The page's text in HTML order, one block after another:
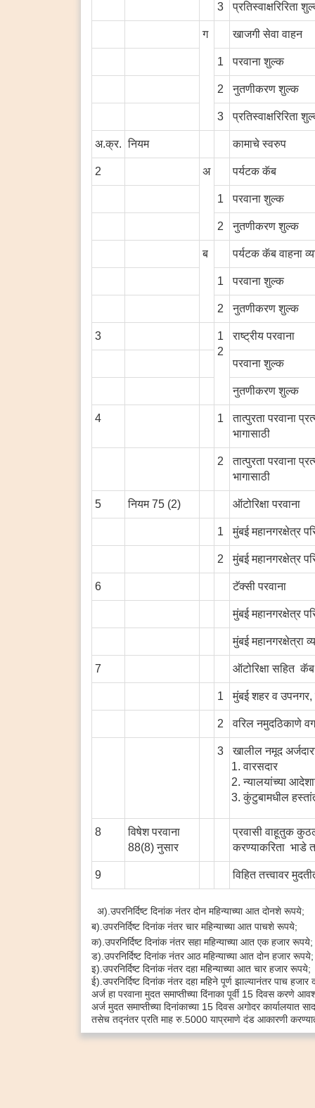
3 प्रतिस्वाक्षरिरिता
ग खाजगी सेवा वाहन
1 परवाना शुल्क
2 नुतणीकरण शुल्क
3 प्रतिस्वाक्षरिरिता
अ.क्र. नियम कामाचे स्वरुप
2 अ पर्यटक कॅब
1 परवाना शुल्क
2 नुतणीकरण शुल्क
ब पर्यटक कॅब वाहना
1 परवाना शुल्क
2 नुतणीकरण शुल्क
3
1
2
राष्ट्रीय परवाना
परवाना शुल्क
नुतणीकरण शुल्क
4 1
तात्पुरता परवाना
भागासाठी
2
तात्पुरता परवाना
भागासाठी
5 नियम 75 (2) ऑटोरिक्षा परवाना
1 मुंबई महानगरक्षेत्र
2 मुंबई महानगरक्षेत्र
6 टॅक्सी परवाना
मुंबई महानगरक्षेत्र
मुंबई महानगरक्षेत्रा
7 ऑटोरिक्षा सहित कॅब
1 मुंबई शहर व
2 वरिल नमुदठिकाणे
3
खालील नमूद
वारसदार
न्यालयांच्या
कुंटुबामधील
8
विषेश परवाना
88(8) नुसार
प्रवासी वाहूतुक
करण्याकरिता भाडे
9 विहित तत्त्वावर
अ).उपरनिर्दिष्ट दिनांक नंतर दोन महिन्याच्या आत दोनशे रूपये;
ब).उपरनिर्दिष्ट दिनांक नंतर चार महिन्याच्या आत पाचशे रूपये;
क).उपरनिर्दिष्ट दिनांक नंतर सहा महिन्याच्या आत एक हजार रूपये;
ड).उपरनिर्दिष्ट दिनांक नंतर आठ महिन्याच्या आत दोन हजार रूपये;
इ).उपरनिर्दिष्ट दिनांक नंतर दहा महिन्याच्या आत चार हजार रूपये;
ई).उपरनिर्दिष्ट दिनांक नंतर दहा महिने पूर्ण झाल्यानंतर पाच
अर्ज हा परवाना मुदत समाप्तीच्या दिंनाका पूर्वी 15 दिवस करणे
अर्ज मुदत समाप्तीच्या दिनांकाच्या 15 दिवस अगोदर
तसेच तद्नंतर प्रति माह रु.5000 याप्रमाणे दंड आकारणी